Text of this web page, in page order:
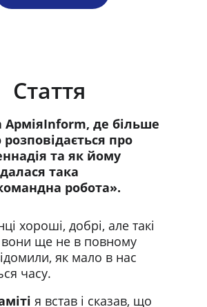
Стаття
АрміяInform, де більше
про
та як йому
така
робота».
хороші, добрі, але такі
вони ще не в повному
як мало в нас
часу.
я встав і сказав, що